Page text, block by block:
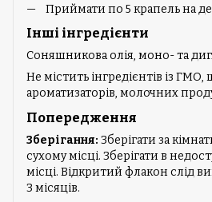
Приймати по 5 крапель на
Інші інгредієнти
Соняшникова олія, моно- та
Не містить інгредієнтів із
ароматизаторів, молочних
Попередження
Зберігання: Зберігати за
сухому місці. Зберігати в
місці. Відкритий флакон слід
3 місяців.